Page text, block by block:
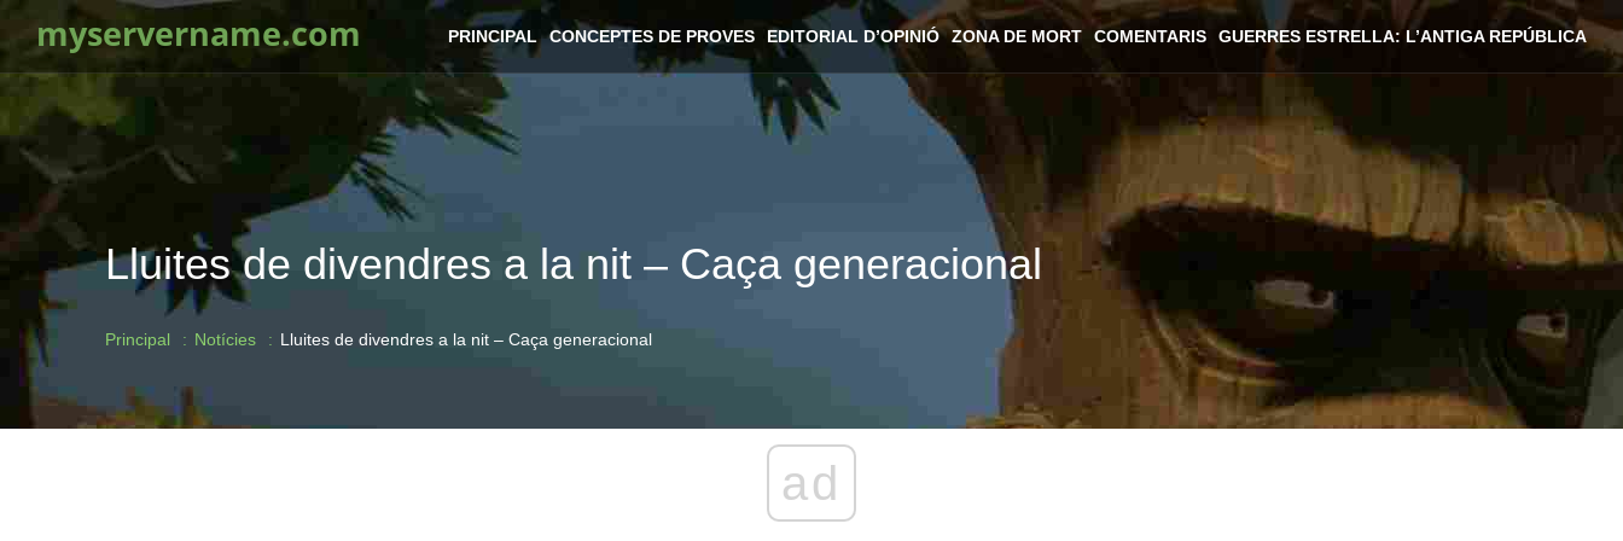
myservername.com PRINCIPAL CONCEPTES DE PROVES EDITORIAL D’OPINIÓ ZONA DE MORT COMENTARIS GUERRES ESTRELLA: L’ANTIGA REPÚBLICA
Lluites de divendres a la nit – Caça generacional
Principal Notícies Lluites de divendres a la nit – Caça generacional
ad